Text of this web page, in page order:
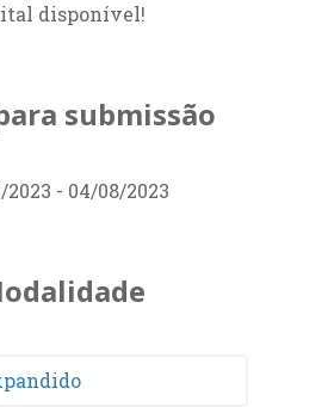
disponível!
submissão
2023 - 04/08/2023